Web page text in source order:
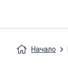
Начало